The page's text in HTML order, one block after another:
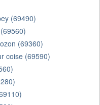
(69490)
(69360)
coise (69590)